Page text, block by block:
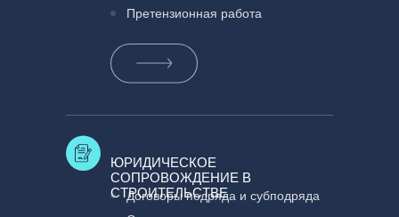
Претензионная работа
ЮРИДИЧЕСКОЕ
СОПРОВОЖДЕНИЕ В
СТРОИТЕЛЬСТВЕ
Договоры подряда и субподряда